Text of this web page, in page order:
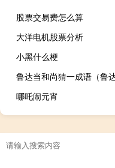
股票交易费怎么算
大洋电机股票分析
小黑什么梗
哪吒闹元宵